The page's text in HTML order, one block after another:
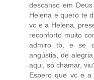
descanso em
Helena e quero te
vc e a Helena,
reconforto muito
admiro tb, e se
angústia, de
aqui, só chamar,
Espero que vc e a